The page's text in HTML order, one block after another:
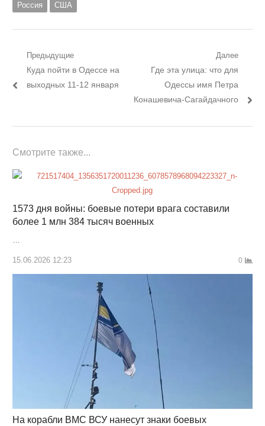
Россия
США
Навигация
по
Предыдущие
Предыдущий
пост:
Куда пойти в Одессе на
выходных 11-12 января
Далее
Следующий
пост:
Где эта улица: что для
Одессы имя Петра
Конашевича-Сагайдачного
Смотрите также...
1573 дня войны: боевые потери врага составили
более 1 млн 384 тысяч военных
…
15.06.2026 12:23 0
На корабли ВМС ВСУ нанесут знаки боевых